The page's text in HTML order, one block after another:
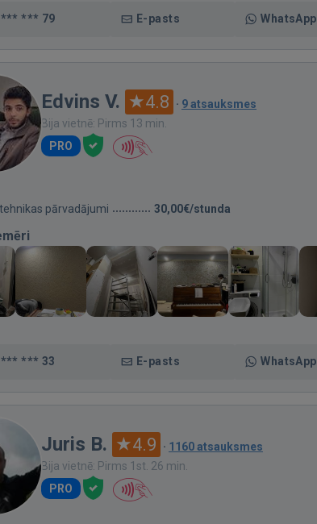
*** *** 79 E-pasts WhatsApp
Edvins V. 4.8 · 9 atsauksmes
Bija vietnē: Pirms 13 min.
PRO
pārvadājumi 30,00€/stunda
*** *** 33 E-pasts WhatsApp
Juris B. 4.9 · 1160 atsauksmes
Bija vietnē: Pirms 1st. 26 min.
PRO